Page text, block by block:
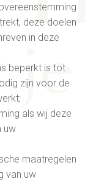
deze doelen
in deze
beperkt is tot
zijn voor de
als wij deze
uw
maatregelen
van uw